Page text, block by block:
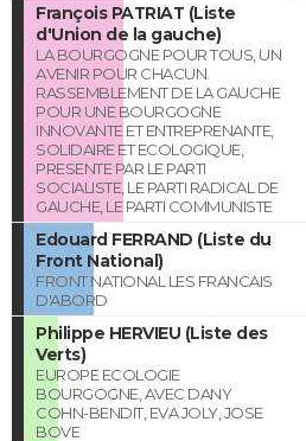
François PATRIAT (Liste
d'Union de la gauche)
LA BOURGOGNE POUR TOUS, UN
AVENIR POUR CHACUN.
RASSEMBLEMENT DE LA GAUCHE
POUR UNE BOURGOGNE
INNOVANTE ET ENTREPRENANTE,
SOLIDAIRE ET ECOLOGIQUE,
PRESENTE PAR LE PARTI
SOCIALISTE, LE PARTI RADICAL DE
GAUCHE, LE PARTI COMMUNISTE
Edouard FERRAND (Liste du
Front National)
FRONT NATIONAL LES FRANCAIS
D'ABORD
Philippe HERVIEU (Liste des
Verts)
EUROPE ECOLOGIE
BOURGOGNE, AVEC DANY
COHN-BENDIT, EVA JOLY, JOSE
BOVE